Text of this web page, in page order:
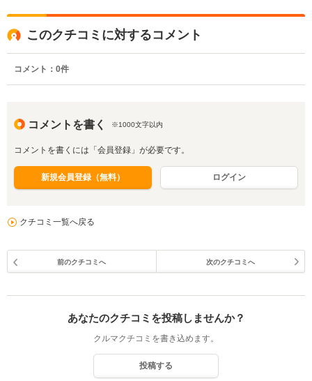
このクチコミに対するコメント
コメント： 0件
コメントを書く ※1000文字以内
コメントを書くには「会員登録」が必要です。
新規会員登録（無料） ログイン
クチコミ一覧へ戻る
前のクチコミへ 次のクチコミへ
あなたのクチコミを投稿しませんか？
クルマクチコミを書き込めます。
投稿する